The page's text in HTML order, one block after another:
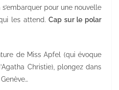
pour une nouvelle
les attend.Cap sur le polar
de Miss Apfel (qui évoque
Christie), plongez dans